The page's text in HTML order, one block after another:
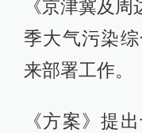
《京津冀及
季大气污染综
来部署工作。
《方案》提